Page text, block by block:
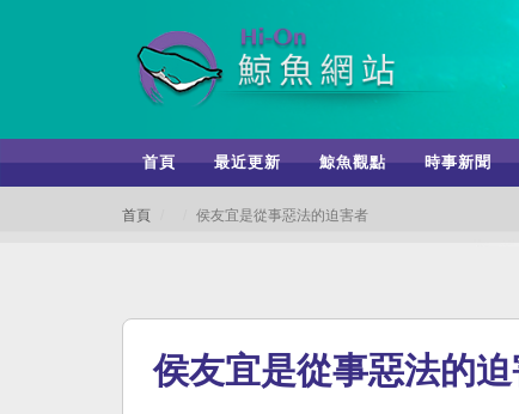
首頁 最近更新 鯨魚觀點 時事新聞
首頁 侯友宜是從事惡法的迫害者
侯友宜是從事惡法的